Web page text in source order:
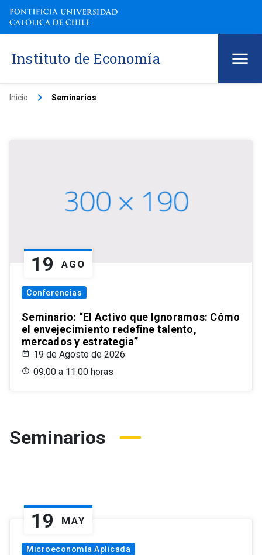
Instituto de Economía
Inicio keyboard_arrow_right Seminarios
19 AGO
Conferencias
Seminario: “El Activo que Ignoramos: Cómo
el envejecimiento redefine talento,
mercados y estrategia”
19 de Agosto de 2026
09:00 a 11:00 horas
Seminarios
19 MAY
Microeconomía Aplicada